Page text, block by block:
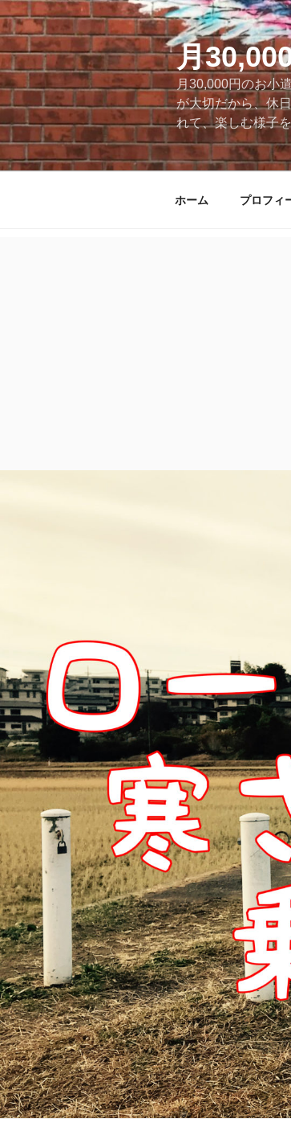
ン
テ
ン
ツ
へ
ス
キ
ッ
月
月30,000円のお小
が大切だから、休
れて、楽しむ様子
ホーム プロフィ